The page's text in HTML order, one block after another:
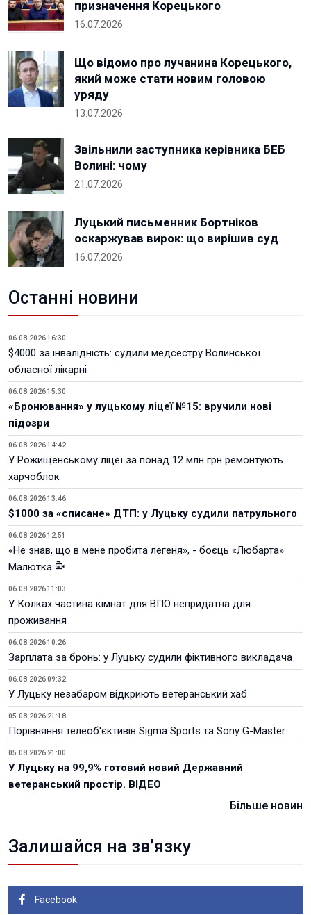
призначення Корецького
16.07.2026
Що відомо про лучанина Корецького,
який може стати новим головою
уряду
13.07.2026
Звільнили заступника керівника БЕБ
Волині: чому
21.07.2026
Луцький письменник Бортніков
оскаржував вирок: що вирішив суд
16.07.2026
Останні новини
06.08.2026 16:30
$4000 за інвалідність: судили медсестру Волинської
обласної лікарні
06.08.2026 15:30
«Бронювання» у луцькому ліцеї №15: вручили нові
підозри
06.08.2026 14:42
У Рожищенському ліцеї за понад 12 млн грн ремонтують
харчоблок
06.08.2026 13:46
$1000 за «списане» ДТП: у Луцьку судили патрульного
06.08.2026 12:51
«Не знав, що в мене пробита легеня», - боєць «Любарта»
Малютка
06.08.2026 11:03
У Колках частина кімнат для ВПО непридатна для
проживання
06.08.2026 10:26
Зарплата за бронь: у Луцьку судили фіктивного викладача
06.08.2026 09:32
У Луцьку незабаром відкриють ветеранський хаб
05.08.2026 21:18
Порівняння телеоб'єктивів Sigma Sports та Sony G-Master
05.08.2026 21:00
У Луцьку на 99,9% готовий новий Державний
ветеранський простір. ВІДЕО
Більше новин
Залишайся на зв’язку
Facebook